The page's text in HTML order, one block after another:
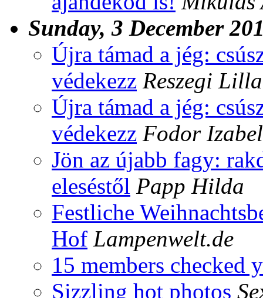
Sunday, 3 December
Újra támad a jég:
védekezz Reszegi Lilla
Újra támad a jég:
védekezz Fodor
Jön az újabb fagy:
eleséstől Papp Hilda
Festliche
Hof Lampenwelt.de
15 members checked
Sizzling hot photos